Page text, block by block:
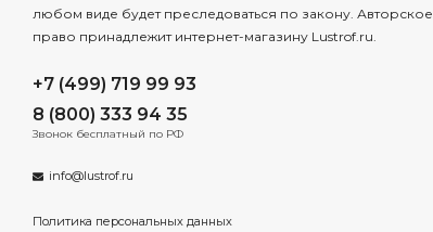
любом виде будет преследоваться по закону. Авторское
право принадлежит интернет-магазину Lustrof.ru.
+7 (499) 719 99 93
8 (800) 333 94 35
Звонок бесплатный по РФ
info@lustrof.ru
Политика персональных данных